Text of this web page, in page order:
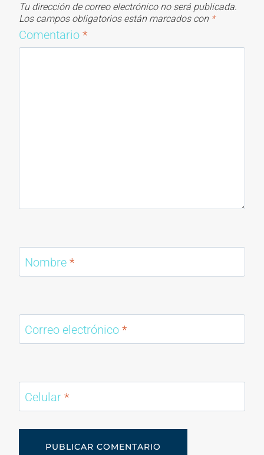
Tu dirección de correo electrónico no será publicada.
Los campos obligatorios están marcados con *
Comentario *
Nombre *
Correo electrónico *
Celular *